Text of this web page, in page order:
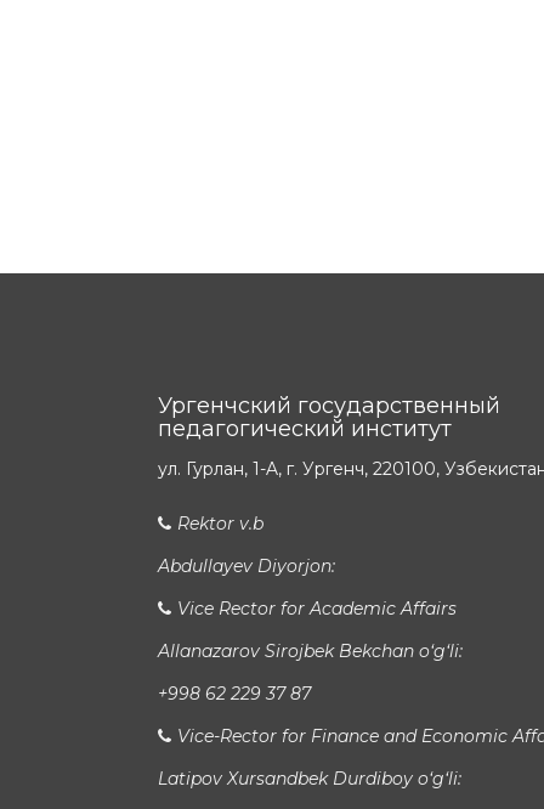
Ургенчский государственный
педагогический институт
ул. Гурлан, 1-A, г. Ургенч, 220100,
Rektor v.b
Abdullayev Diyorjon:
Vice Rector for Academic Affairs
Allanazarov Sirojbek Bekchan o‘g‘li:
+998 62 229 37 87
Vice-Rector for Finance and Economic
Latipov Xursandbek Durdiboy o‘g‘li: